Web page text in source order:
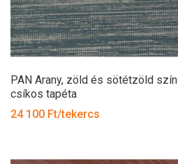
PAN Arany, zöld és sötétzöld
csíkos tapéta
24 100 Ft/tekercs